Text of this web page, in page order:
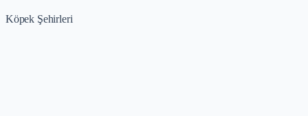
Köpek Şehirleri